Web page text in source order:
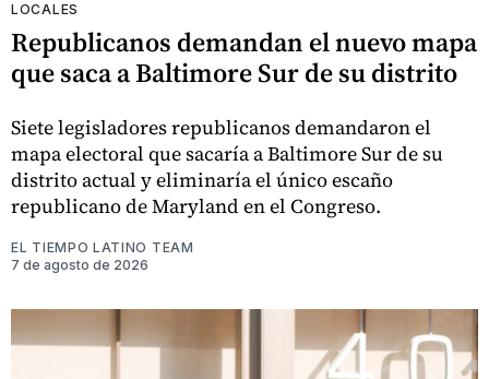
LOCALES
Republicanos demandan el nuevo mapa
que saca a Baltimore Sur de su distrito
Siete legisladores republicanos demandaron el
mapa electoral que sacaría a Baltimore Sur de su
distrito actual y eliminaría el único escaño
republicano de Maryland en el Congreso.
EL TIEMPO LATINO TEAM
7 de agosto de 2026